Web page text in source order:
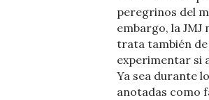
peregrinos del
embargo, la JMJ
trata también de
experimentar si
Ya sea durante
anotadas como